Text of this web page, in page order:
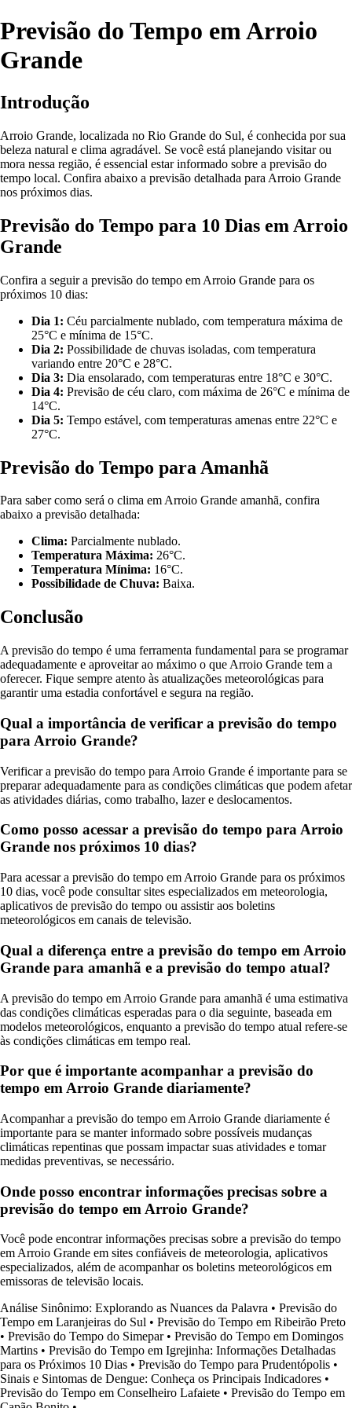
Previsão do Tempo em Arroio
Grande
Introdução
Arroio Grande, localizada no Rio Grande do Sul, é conhecida por sua
beleza natural e clima agradável. Se você está planejando visitar ou
mora nessa região, é essencial estar informado sobre a previsão do
tempo local. Confira abaixo a previsão detalhada para Arroio Grande
nos próximos dias.
Previsão do Tempo para 10 Dias em Arroio
Grande
Confira a seguir a previsão do tempo em Arroio Grande para os
próximos 10 dias:
Dia 1: Céu parcialmente nublado, com temperatura máxima de
25°C e mínima de 15°C.
Dia 2: Possibilidade de chuvas isoladas, com temperatura
variando entre 20°C e 28°C.
Dia 3: Dia ensolarado, com temperaturas entre 18°C e 30°C.
Dia 4: Previsão de céu claro, com máxima de 26°C e mínima de
14°C.
Dia 5: Tempo estável, com temperaturas amenas entre 22°C e
27°C.
Previsão do Tempo para Amanhã
Para saber como será o clima em Arroio Grande amanhã, confira
abaixo a previsão detalhada:
Clima: Parcialmente nublado.
Temperatura Máxima: 26°C.
Temperatura Mínima: 16°C.
Possibilidade de Chuva: Baixa.
Conclusão
A previsão do tempo é uma ferramenta fundamental para se programar
adequadamente e aproveitar ao máximo o que Arroio Grande tem a
oferecer. Fique sempre atento às atualizações meteorológicas para
garantir uma estadia confortável e segura na região.
Qual a importância de verificar a previsão do tempo
para Arroio Grande?
Verificar a previsão do tempo para Arroio Grande é importante para se
preparar adequadamente para as condições climáticas que podem afetar
as atividades diárias, como trabalho, lazer e deslocamentos.
Como posso acessar a previsão do tempo para Arroio
Grande nos próximos 10 dias?
Para acessar a previsão do tempo em Arroio Grande para os próximos
10 dias, você pode consultar sites especializados em meteorologia,
aplicativos de previsão do tempo ou assistir aos boletins
meteorológicos em canais de televisão.
Qual a diferença entre a previsão do tempo em Arroio
Grande para amanhã e a previsão do tempo atual?
A previsão do tempo em Arroio Grande para amanhã é uma estimativa
das condições climáticas esperadas para o dia seguinte, baseada em
modelos meteorológicos, enquanto a previsão do tempo atual refere-se
às condições climáticas em tempo real.
Por que é importante acompanhar a previsão do
tempo em Arroio Grande diariamente?
Acompanhar a previsão do tempo em Arroio Grande diariamente é
importante para se manter informado sobre possíveis mudanças
climáticas repentinas que possam impactar suas atividades e tomar
medidas preventivas, se necessário.
Onde posso encontrar informações precisas sobre a
previsão do tempo em Arroio Grande?
Você pode encontrar informações precisas sobre a previsão do tempo
em Arroio Grande em sites confiáveis de meteorologia, aplicativos
especializados, além de acompanhar os boletins meteorológicos em
emissoras de televisão locais.
Análise Sinônimo: Explorando as Nuances da Palavra • Previsão do
Tempo em Laranjeiras do Sul • Previsão do Tempo em Ribeirão Preto
• Previsão do Tempo do Simepar• Previsão do Tempo em Domingos
Martins • Previsão do Tempo em Igrejinha: Informações Detalhadas
para os Próximos 10 Dias • Previsão do Tempo para Prudentópolis •
Sinais e Sintomas de Dengue: Conheça os Principais Indicadores •
Previsão do Tempo em Conselheiro Lafaiete • Previsão do Tempo em